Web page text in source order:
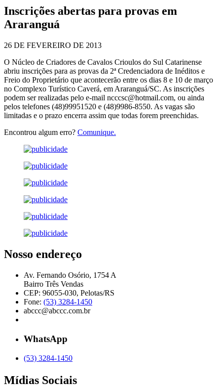
Inscrições abertas para provas em
Araranguá
26 DE FEVEREIRO DE 2013
O Núcleo de Criadores de Cavalos Crioulos do Sul Catarinense
abriu inscrições para as provas da 2ª Credenciadora de Inéditos e
Freio do Proprietário que acontecerão entre os dias 8 e 10 de março
no Complexo Turístico Caverá, em Araranguá/SC. As inscrições
podem ser realizadas pelo e-mail ncccsc@hotmail.com, ou ainda
pelos telefones (48)99951520 e (48)9986-8550. As vagas são
limitadas e o prazo encerra assim que todas forem preenchidas.
Encontrou algum erro? Comunique.
Nosso endereço
Av. Fernando Osório, 1754 A
Bairro Três Vendas
CEP: 96055-030, Pelotas/RS
Fone: (53) 3284-1450
abccc@abccc.com.br
WhatsApp
(53) 3284-1450
Mídias Sociais